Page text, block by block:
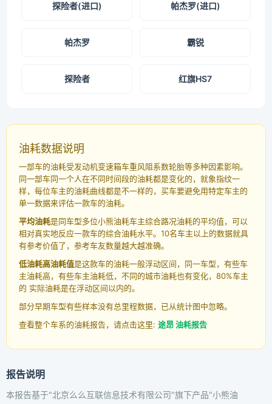
探险者(进口) 帕杰罗(进口)
帕杰罗 霸锐
探险者 红旗HS7
油耗数据说明
一部车的油耗受发动机变速箱车重风阻系数轮胎等多种因素影响。
同一部车同一个人在不同时间段的油耗都是变化的，就象指纹一
样，每位车主的油耗曲线都是不一样的，买车要避免用特定车主的
单一数据来评估一款车的油耗。
平均油耗是同车型多位小熊油耗车主综合路况油耗的平均值，可以
相对真实地反应一款车的综合油耗水平。10名车主以上的数据就具
有参考价值了，参考车友数量越大越准确。
低油耗高油耗值是这款车的油耗一般浮动区间，同一车型，有些车
主油耗高，有些车主油耗低，不同的城市油耗也有变化，80%车主
的 实际油耗是在浮动区间以内的。
部分早期车型有些样本没有总里程数据，已从统计图中忽略。
查看整个车系的油耗报告，请点击这里: 途昂 油耗报告
报告说明
本报告基于"北京么么互联信息技术有限公司"旗下产品"小熊油